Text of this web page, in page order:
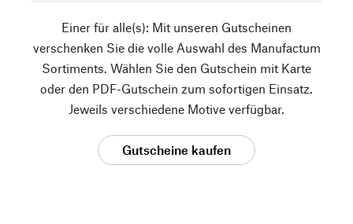
Einer für alle(s): Mit unseren Gutscheinen
verschenken Sie die volle Auswahl des Manufactum
Sortiments. Wählen Sie den Gutschein mit Karte
oder den PDF-Gutschein zum sofortigen Einsatz.
Jeweils verschiedene Motive verfügbar.
Gutscheine kaufen